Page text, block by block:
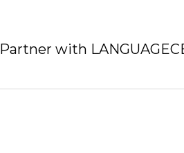
Partner with